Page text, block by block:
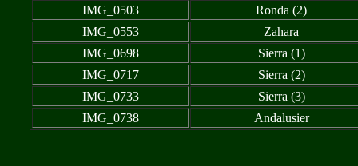
IMG_0503
Ronda (2)
IMG_0553
Zahara
IMG_0698
Sierra (1)
IMG_0717
Sierra (2)
IMG_0733
Sierra (3)
IMG_0738
Andalusier